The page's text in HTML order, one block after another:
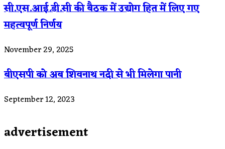
सी.एस.आई.डी.सी की बैठक में उद्योग हित में लिए गए
महत्वपूर्ण निर्णय
November 29, 2025
बीएसपी को अब शिवनाथ नदी से भी मिलेगा पानी
September 12, 2023
advertisement